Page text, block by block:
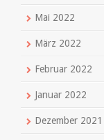
Mai 2022
März 2022
Februar 2022
Januar 2022
Dezember 2021